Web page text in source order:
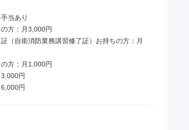
当あり
方：月3,000円
（自衛消防業務講習修了証）お持ちの方：月
方：月1,000円
円
円